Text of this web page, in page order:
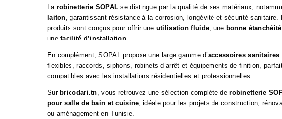
La robinetterie SOPAL se distingue par la qualité de ses matériaux,
laiton, garantissant résistance à la corrosion, longévité et sécurité sanitaire.
produits sont conçus pour offrir une utilisation fluide, une bonne étanchéité
unefacilité d’installation.
En complément, SOPAL propose une large gamme d’accessoires sanitaires :
flexibles, raccords, siphons, robinets d’arrêt et équipements de finition,
compatibles avec les installations résidentielles et professionnelles.
Sur bricodari.tn, vous retrouvez une sélection complète derobinetterie
pour salle de bain et cuisine, idéale pour les projets de construction,
ou aménagement en Tunisie.